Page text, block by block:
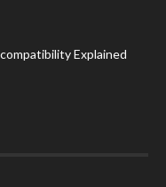
Explained